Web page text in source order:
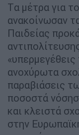
Tα μέτρα για
ανακοίνωσαν
Παιδείας
«υπερμεγέθεις
ανοχύρωτα
παραβιάσεις
ποσοστά
και κλειστά
στην